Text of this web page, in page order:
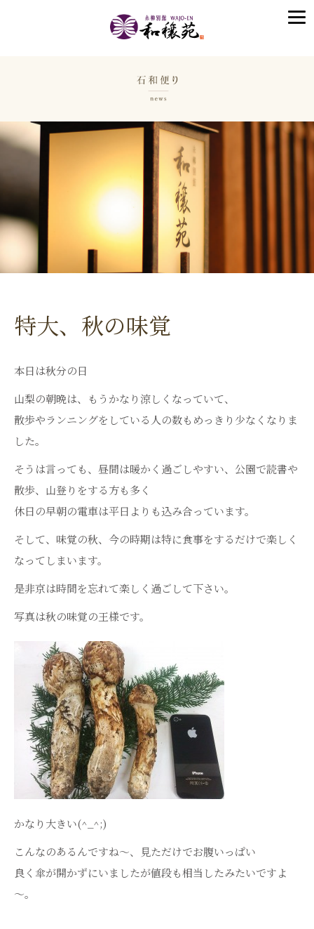
特大、秋の味覚
本日は秋分の日
山梨の朝晩は、もうかなり涼しくなっていて、
散歩やランニングをしている人の数もめっきり少なくなりま
した。
そうは言っても、昼間は暖かく過ごしやすい、公園で読書や
散歩、山登りをする方も多く
休日の早朝の電車は平日よりも込み合っています。
そして、味覚の秋、今の時期は特に食事をするだけで楽しく
なってしまいます。
是非京は時間を忘れて楽しく過ごして下さい。
写真は秋の味覚の王様です。
かなり大きい(^_^;)
こんなのあるんですね～、見ただけでお腹いっぱい
良く傘が開かずにいましたが値段も相当したみたいですよ
～。